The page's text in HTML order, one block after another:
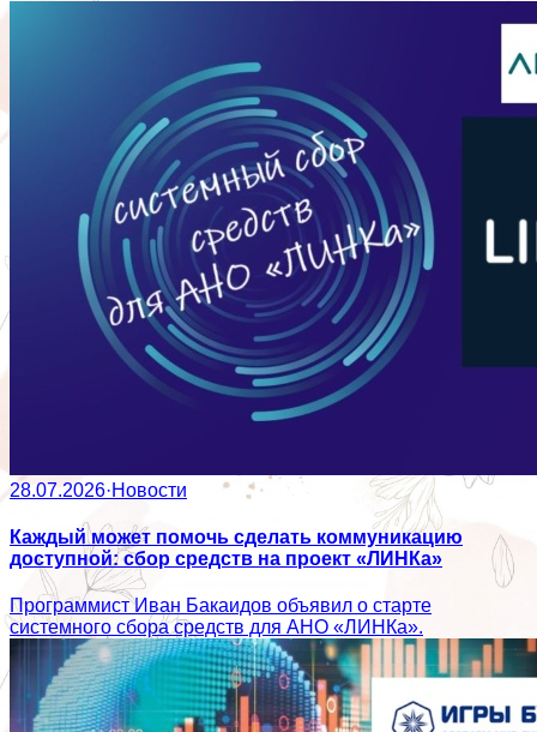
28.07.2026·Новости
Каждый может помочь сделать коммуникацию
доступной: сбор средств на проект «ЛИНКа»
Программист Иван Бакаидов объявил о старте
системного сбора средств для АНО «ЛИНКа».